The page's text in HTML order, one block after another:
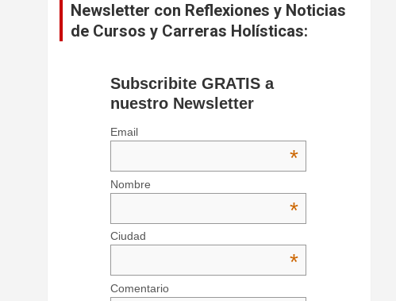
Newsletter con Reflexiones y Noticias
de Cursos y Carreras Holísticas:
Subscribite GRATIS a
nuestro Newsletter
Email
*
Nombre
*
Ciudad
*
Comentario